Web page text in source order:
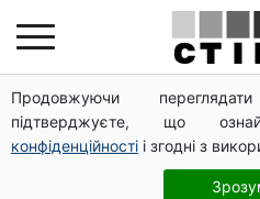
Продовжуючи
підтверджуєте, що
конфіденційності і згодні з
Тариф 2,64 грн за кіловат
електроопалення
Посвідчення водія та
безкоштовно: умова від